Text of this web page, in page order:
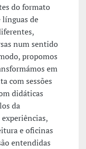
do formato
de
num sentido
propomos
em
com sessões
didáticas
da
e oficinas
entendidas